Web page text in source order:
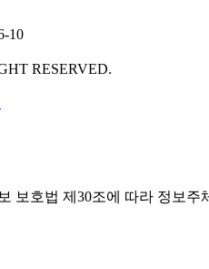
10
RESERVED.
보호법 제30조에 따라 정보